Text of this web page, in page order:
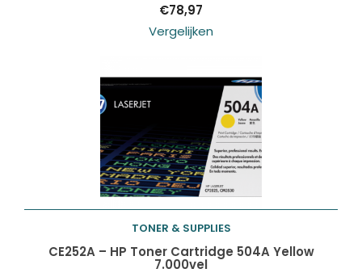
€78,97
Vergelijken
Toevoegen aan
TONER & SUPPLIES
CE252A – HP Toner Cartridge 504A Yellow
7.000vel